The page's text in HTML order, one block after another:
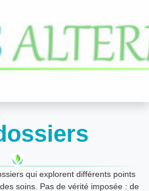
qui explorent différents points
soins. Pas de vérité imposée : de